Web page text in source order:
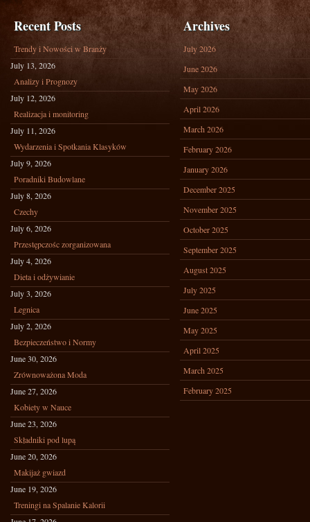
Recent Posts
Trendy i Nowości w Branży
July 13, 2026
Analizy i Prognozy
July 12, 2026
Realizacja i monitoring
July 11, 2026
Wydarzenia i Spotkania Klasyków
July 9, 2026
Poradniki Budowlane
July 8, 2026
Czechy
July 6, 2026
Przestępczośc zorganizowana
July 4, 2026
Dieta i odżywianie
July 3, 2026
Legnica
July 2, 2026
Bezpieczeństwo i Normy
June 30, 2026
Zrównoważona Moda
June 27, 2026
Kobiety w Nauce
June 23, 2026
Składniki pod lupą
June 20, 2026
Makijaż gwiazd
June 19, 2026
Treningi na Spalanie Kalorii
Archives
July 2026
June 2026
May 2026
April 2026
March 2026
February 2026
January 2026
December 2025
November 2025
October 2025
September 2025
August 2025
July 2025
June 2025
May 2025
April 2025
March 2025
February 2025